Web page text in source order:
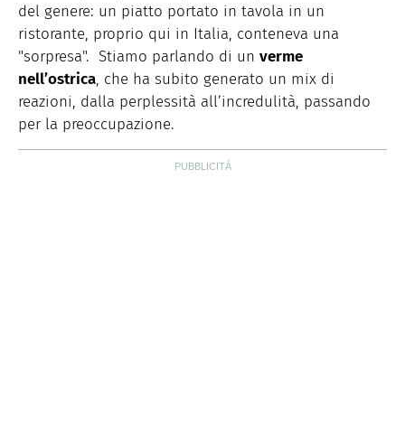
del genere: un piatto portato in tavola in un
ristorante, proprio qui in Italia, conteneva una
"sorpresa". Stiamo parlando di un verme
nell’ostrica, che ha subito generato un mix di
reazioni, dalla perplessità all’incredulità, passando
per la preoccupazione.